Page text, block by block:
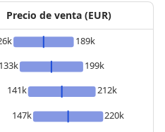
Precio de venta (EUR)
189k
133k
199k
141k
212k
147k
220k